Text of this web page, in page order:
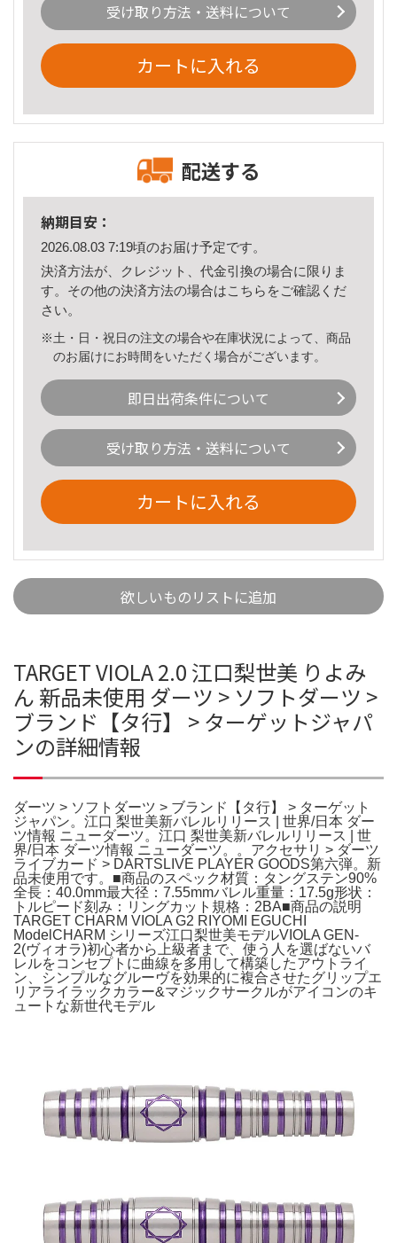
受け取り方法・送料について
カートに入れる
配送する
納期目安：
2026.08.03 7:19頃のお届け予定です。
決済方法が、クレジット、代金引換の場合に限りま
す。その他の決済方法の場合はこちら をご確認くだ
さい。
※土・日・祝日の注文の場合や在庫状況によって、商品
のお届けにお時間をいただく場合がございます。
即日出荷条件について
受け取り方法・送料について
カートに入れる
欲しいものリストに追加
TARGET VIOLA 2.0 江口梨世美 りよみ
ん 新品未使用 ダーツ > ソフトダーツ >
ブランド【タ行】 > ターゲットジャパ
ンの詳細情報
ダーツ > ソフトダーツ > ブランド【タ行】 > ターゲット
ジャパン。江口 梨世美新バレルリリース | 世界/日本 ダー
ツ情報 ニューダーツ。江口 梨世美新バレルリリース | 世
界/日本 ダーツ情報 ニューダーツ。。アクセサリ > ダーツ
ライブカード > DARTSLIVE PLAYER GOODS第六弾。新
品未使用です。■商品のスペック材質：タングステン90%
全長：40.0mm最大径：7.55mmバレル重量：17.5g形状：
トルピード刻み：リングカット規格：2BA■商品の説明
TARGET CHARM VIOLA G2 RIYOMI EGUCHI
ModelCHARM シリーズ江口梨世美モデルVIOLA GEN-
2(ヴィオラ)初心者から上級者まで、使う人を選ばないバ
レルをコンセプトに曲線を多用して構築したアウトライ
ン、シンプルなグルーヴを効果的に複合させたグリップエ
リアライラックカラー&マジックサークルがアイコンのキ
ュートな新世代モデル